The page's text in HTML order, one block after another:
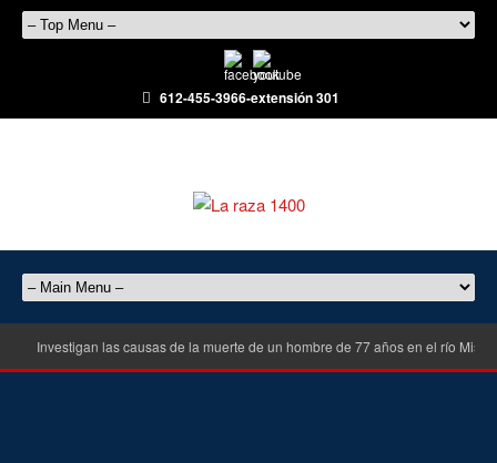
612-455-3966-extensión 301
Investigan las causas de la muerte de un hombre de 77 años en el río